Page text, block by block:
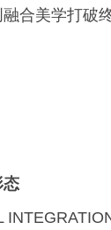
合美学打破
态